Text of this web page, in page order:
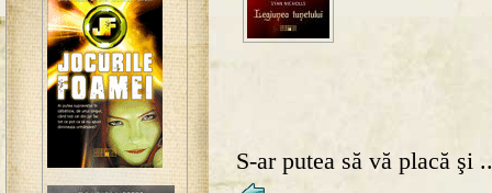
S-ar putea să vă placă şi